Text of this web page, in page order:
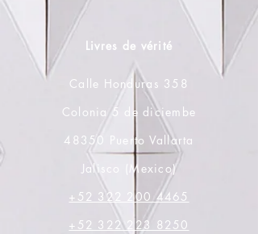
Livres de vérité
Calle Honduras 358
Colonia 5 de diciembe
48350 Puerto Vallarta
Jalisco (Mexico)
+52 322 200 4465
+52 322 223 8250